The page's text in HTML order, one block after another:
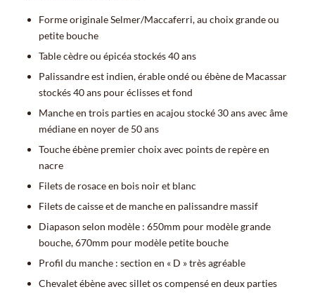
Forme originale Selmer/Maccaferri, au choix grande ou
petite bouche
Table cèdre ou épicéa stockés 40 ans
Palissandre est indien, érable ondé ou ébène de Macassar
stockés 40 ans pour éclisses et fond
Manche en trois parties en acajou stocké 30 ans avec âme
médiane en noyer de 50 ans
Touche ébène premier choix avec points de repère en
nacre
Filets de rosace en bois noir et blanc
Filets de caisse et de manche en palissandre massif
Diapason selon modèle : 650mm pour modèle grande
bouche, 670mm pour modèle petite bouche
Profil du manche : section en « D » très agréable
Chevalet ébène avec sillet os compensé en deux parties